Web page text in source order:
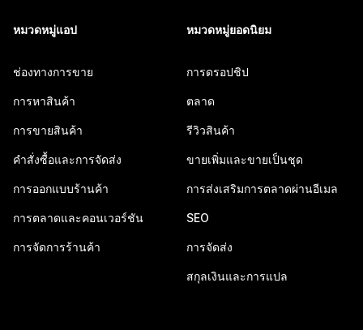
หมวดหมู่แอป
ช่องทางการขาย
การหาสินค้า
การขายสินค้า
คำสั่งซื้อและการจัดส่ง
การออกแบบร้านค้า
การตลาดและคอนเวอร์ชัน
การจัดการร้านค้า
หมวดหมู่ยอดนิยม
การดรอปชิป
ตลาด
รีวิวสินค้า
ขายเพิ่มและขายเป็นชุด
การส่งเสริมการตลาดผ่านอีเมล
SEO
การจัดส่ง
สกุลเงินและการแปล